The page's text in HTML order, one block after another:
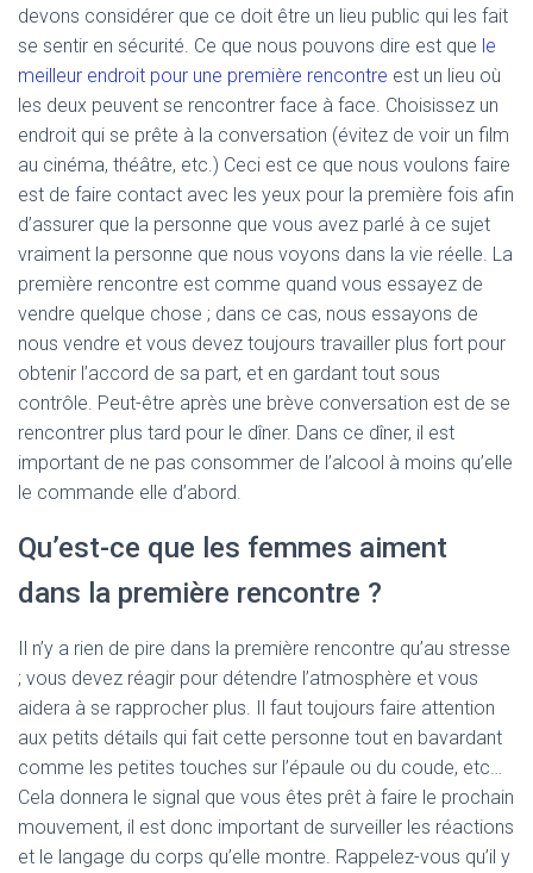
devons considérer que ce doit être un lieu public qui les fait
se sentir en sécurité. Ce que nous pouvons dire est que le
meilleur endroit pour une première rencontre est un lieu où
les deux peuvent se rencontrer face à face. Choisissez un
endroit qui se prête à la conversation (évitez de voir un film
au cinéma, théâtre, etc.) Ceci est ce que nous voulons faire
est de faire contact avec les yeux pour la première fois afin
d’assurer que la personne que vous avez parlé à ce sujet
vraiment la personne que nous voyons dans la vie réelle. La
première rencontre est comme quand vous essayez de
vendre quelque chose ; dans ce cas, nous essayons de
nous vendre et vous devez toujours travailler plus fort pour
obtenir l’accord de sa part, et en gardant tout sous
contrôle. Peut-être après une brève conversation est de se
rencontrer plus tard pour le dîner. Dans ce dîner, il est
important de ne pas consommer de l’alcool à moins qu’elle
le commande elle d’abord.
Qu’est-ce que les femmes aiment
dans la première rencontre ?
Il n’y a rien de pire dans la première rencontre qu’au stresse
; vous devez réagir pour détendre l’atmosphère et vous
aidera à se rapprocher plus. Il faut toujours faire attention
aux petits détails qui fait cette personne tout en bavardant
comme les petites touches sur l’épaule ou du coude, etc…
Cela donnera le signal que vous êtes prêt à faire le prochain
mouvement, il est donc important de surveiller les réactions
et le langage du corps qu’elle montre. Rappelez-vous qu’il y